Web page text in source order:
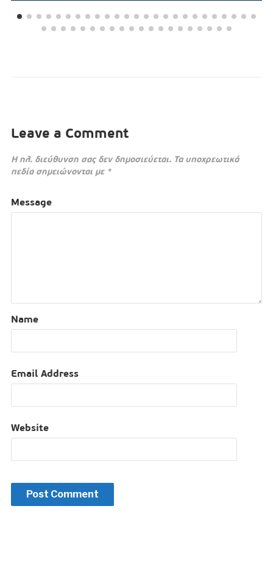
Leave a Comment
Η ηλ. διεύθυνση σας δεν δημοσιεύεται. Τα υποχρεωτικά
πεδία σημειώνονται με *
Message
Name
Email Address
Website